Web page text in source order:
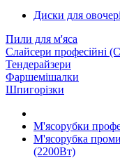
Диски для
Пили для м'яса
Слайсери професійні
Тендерайзери
Фаршемішалки
Шпигорізки
М'ясорубки
М'ясорубка
(2200Вт)